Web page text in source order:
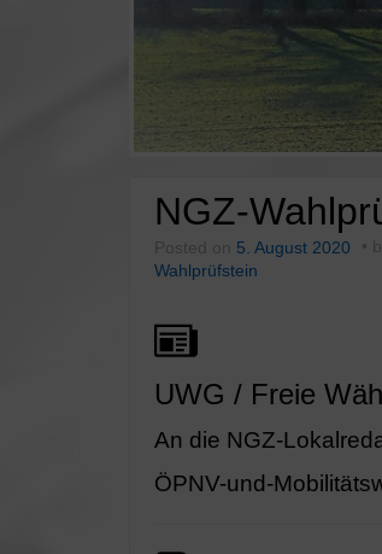
NGZ-
5. August 2020
Wahlprüfstein
UWG / Freie
An die NGZ-
ÖPNV-und-